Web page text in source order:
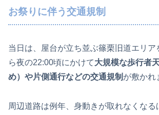
お祭りに伴う交通規制
当日は、屋台が立ち並ぶ篠栗旧道エリア
ら夜の22:00頃にかけて大規模な歩行者
め）や片側通行などの交通規制 が敷かれ
周辺道路は例年、身動きが取れなくな